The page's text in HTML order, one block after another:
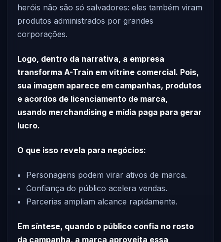
heróis não são só salvadores: eles também viram
produtos administrados por grandes
corporações.
Logo, dentro da narrativa, a empresa
transforma A-Train em vitrine comercial. Pois,
sua imagem aparece em campanhas, produtos
e acordos de licenciamento de marca,
usando merchandising e mídia paga para gerar
lucro.
O que isso revela para negócios:
Personagens podem virar ativos de marca.
Confiança do público acelera vendas.
Parcerias ampliam alcance rapidamente.
Em síntese, quando o público confia no rosto
da campanha, a marca aproveita essa